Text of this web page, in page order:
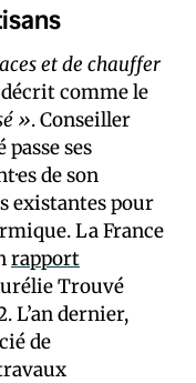
et de chauffer
comme le
». Conseiller
ses
de son
existantes pour
La France
rapport
Trouvé
L’an dernier,
de